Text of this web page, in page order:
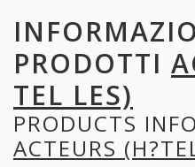
PRODOTTI
TEL LES)
PRODUCTS
ACTEURS